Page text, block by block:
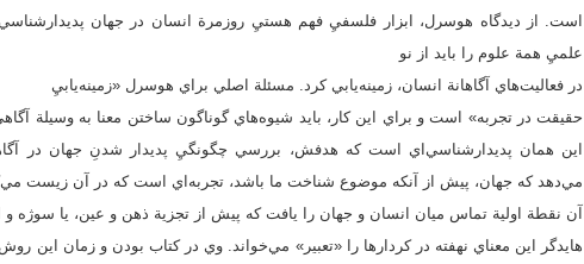
است. از ديدگاه هوسرل، ابزار فلسفيِ فهم هستيِ روزمرة انسان در جهان
علميِ همة علوم را بايد از نو
در فعاليت‌هاي آگاهانة انسان، زمينه‌يابي كرد. مسئلة اصلي براي هوسرل «زمينه‌يابيِ
حقيقت در تجربه» ‌است و براي اين كار، ‌بايد شيوه‌هاي گوناگون ساختن معنا به وسيلة
اين همان پديدارشناسي‌اي است كه هدفش، بررسي چگونگيِ پديدار شدنِ جهان در
مي‌دهد كه جهان، پيش از آنكه موضوع شناخت ما باشد، تجربه‌اي است كه در آن زيست
آن نقطة اولية تماس ميان انسان و جهان را يافت كه پيش از تجزية ذهن و عين، يا سوژه
هايدگر اين معناي نهفته در كردارها را «‌تعبير» ‌مي‌خواند. وي در كتاب ‌بودن و زمان اين